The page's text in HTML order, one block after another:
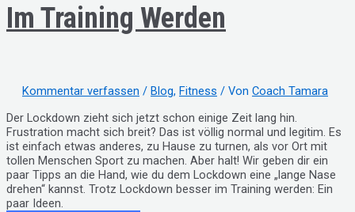
Im Training Werden
Kommentar verfassen / Blog, Fitness / Von Coach Tamara
Der Lockdown zieht sich jetzt schon einige Zeit lang hin.
Frustration macht sich breit? Das ist völlig normal und legitim. Es
ist einfach etwas anderes, zu Hause zu turnen, als vor Ort mit
tollen Menschen Sport zu machen. Aber halt! Wir geben dir ein
paar Tipps an die Hand, wie du dem Lockdown eine „lange Nase
drehen“ kannst. Trotz Lockdown besser im Training werden: Ein
paar Ideen.